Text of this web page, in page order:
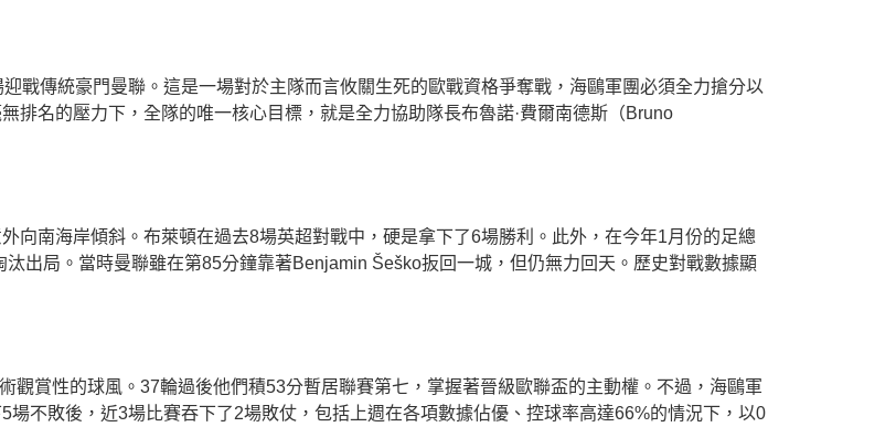
戰傳統豪門曼聯。這是一場對於主隊而言攸關生死的歐戰資格爭奪戰，海鷗軍團必須全力搶分以
排名的壓力下，全隊的唯一核心目標，就是全力協助隊長布魯諾·費爾南德斯（Bruno
向南海岸傾斜。布萊頓在過去8場英超對戰中，硬是拿下了6場勝利。此外，在今年1月份的足總
出局。當時曼聯雖在第85分鐘靠著Benjamin Šeško扳回一城，但仍無力回天。歷史對戰數據顯
觀賞性的球風。37輪過後他們積53分暫居聯賽第七，掌握著晉級歐聯盃的主動權。不過，海鷗軍
不敗後，近3場比賽吞下了2場敗仗，包括上週在各項數據佔優、控球率高達66%的情況下，以0